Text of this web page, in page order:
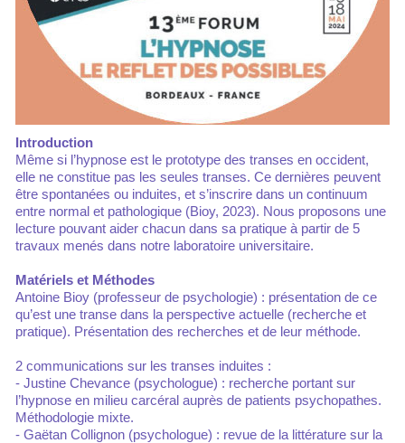
Introduction
Même si l’hypnose est le prototype des transes en occident,
elle ne constitue pas les seules transes. Ce dernières peuvent
être spontanées ou induites, et s’inscrire dans un continuum
entre normal et pathologique (Bioy, 2023). Nous proposons une
lecture pouvant aider chacun dans sa pratique à partir de 5
travaux menés dans notre laboratoire universitaire.
Matériels et Méthodes
Antoine Bioy (professeur de psychologie) : présentation de ce
qu’est une transe dans la perspective actuelle (recherche et
pratique). Présentation des recherches et de leur méthode.
2 communications sur les transes induites :
- Justine Chevance (psychologue) : recherche portant sur
l’hypnose en milieu carcéral auprès de patients psychopathes.
Méthodologie mixte.
- Gaëtan Collignon (psychologue) : revue de la littérature sur la